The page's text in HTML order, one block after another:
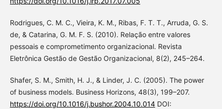
Rodrigues, C. M. C., Vieira, K. M., Ribas, F. T. T., Arruda, G. S.
de, & Catarina, G. M. F. S. (2010). Relação entre valores
pessoais e comprometimento organizacional. Revista
Eletrônica Gestão de Gestão Organizacional, 8(2), 245–264.
Shafer, S. M., Smith, H. J., & Linder, J. C. (2005). The power
of business models. Business Horizons, 48(3), 199–207.
https://doi.org/10.1016/j.bushor.2004.10.014DOI: